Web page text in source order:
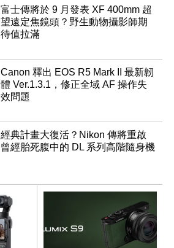
富士傳將於 9 月發表 XF 400mm 超
望遠定焦鏡頭？野生動物攝影師期
待值拉滿
Canon 釋出 EOS R5 Mark II 最新韌
體 Ver.1.3.1，修正全域 AF 操作失
效問題
經典計畫大復活？Nikon 傳將重啟
曾經胎死腹中的 DL 系列高階隨身機